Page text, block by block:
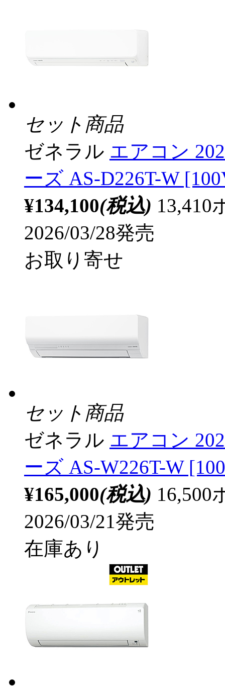
セット商品
ゼネラル エアコン
ーズ AS-D226T-W
¥134,100(税込) 13,410
2026/03/28発売
お取り寄せ
セット商品
ゼネラル エアコン
ーズ AS-W226T-W
¥165,000(税込) 16,500
2026/03/21発売
在庫あり